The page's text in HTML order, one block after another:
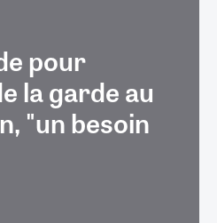
pour
la garde au
"un besoin